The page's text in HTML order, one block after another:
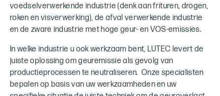
voedselverwerkende industrie (denk aan frituren, drogen,
roken en visverwerking), de afval verwerkende industrie
en de zware industrie met hoge geur- en VOS-emissies.
In welke industrie u ook werkzaam bent, LUTEC levert de
juiste oplossing om geuremissie als gevolg van
productieprocessen te neutraliseren. Onze specialisten
bepalen op basis van uw werkzaamheden en uw